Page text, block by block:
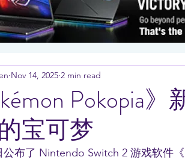
Pokopia
宝可梦
Nov 14, 2025 2 min read
公布了 Nintendo Switch 2 游戏软件